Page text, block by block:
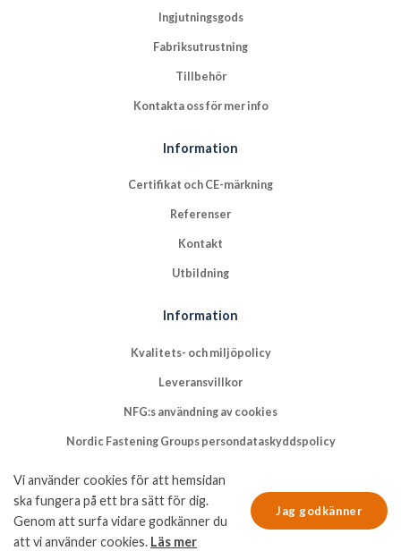
Ingjutningsgods
Fabriksutrustning
Tillbehör
Kontakta oss för mer info
Information
Certifikat och CE-märkning
Referenser
Kontakt
Utbildning
Information
Kvalitets- och miljöpolicy
Leveransvillkor
NFG:s användning av cookies
Nordic Fastening Groups persondataskyddspolicy
© Copyright 2026 Nordic Fastening Group AB
Vi använder cookies för att hemsidan
ska fungera på ett bra sätt för dig.
Genom att surfa vidare godkänner du
att vi använder cookies. Läs mer
Jag godkänner